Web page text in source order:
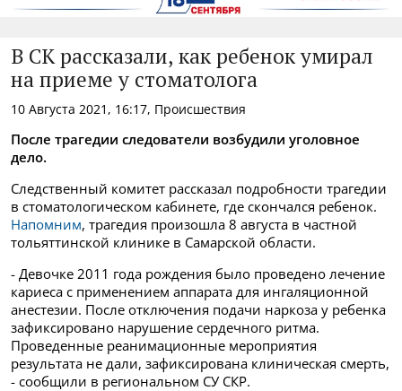
В СК рассказали, как ребенок умирал
на приеме у стоматолога
10 Августа 2021, 16:17, Происшествия
После трагедии следователи возбудили уголовное
дело.
Следственный комитет рассказал подробности трагедии
в стоматологическом кабинете, где скончался ребенок.
Напомним, трагедия произошла 8 августа в частной
тольяттинской клинике в Самарской области.
- Девочке 2011 года рождения было проведено лечение
кариеса с применением аппарата для ингаляционной
анестезии. После отключения подачи наркоза у ребенка
зафиксировано нарушение сердечного ритма.
Проведенные реанимационные мероприятия
результата не дали, зафиксирована клиническая смерть,
- сообщили в региональном СУ СКР.